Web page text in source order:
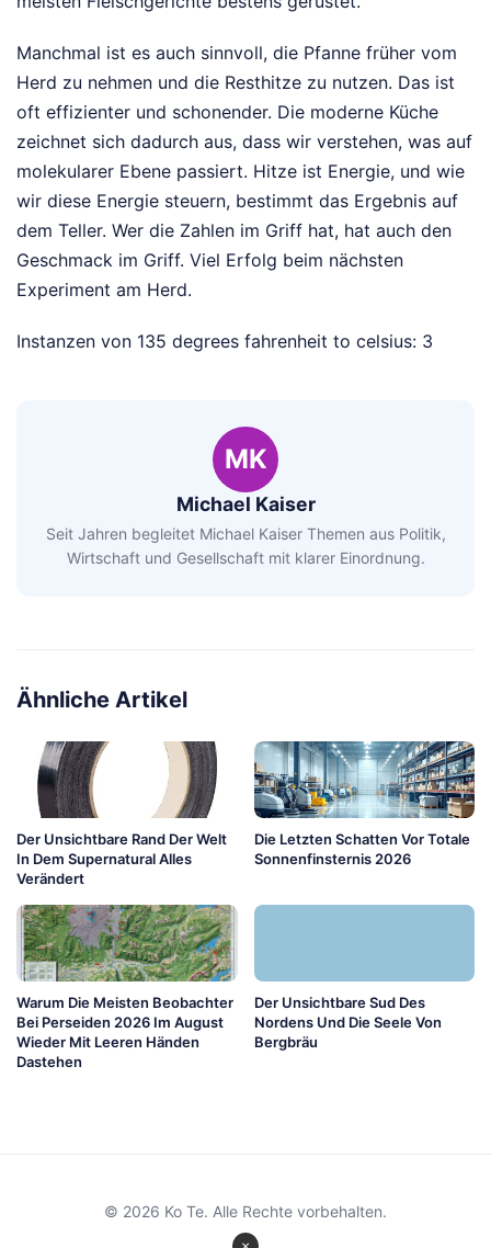
Manchmal ist es auch sinnvoll, die Pfanne früher vom
Herd zu nehmen und die Resthitze zu nutzen. Das ist
oft effizienter und schonender. Die moderne Küche
zeichnet sich dadurch aus, dass wir verstehen, was auf
molekularer Ebene passiert. Hitze ist Energie, und wie
wir diese Energie steuern, bestimmt das Ergebnis auf
dem Teller. Wer die Zahlen im Griff hat, hat auch den
Geschmack im Griff. Viel Erfolg beim nächsten
Experiment am Herd.
Instanzen von 135 degrees fahrenheit to celsius: 3
MK
Michael Kaiser
Seit Jahren begleitet Michael Kaiser Themen aus Politik,
Wirtschaft und Gesellschaft mit klarer Einordnung.
Ähnliche Artikel
Der Unsichtbare Rand Der Welt
In Dem Supernatural Alles
Verändert
Die Letzten Schatten Vor Totale
Sonnenfinsternis 2026
Warum Die Meisten Beobachter
Bei Perseiden 2026 Im August
Wieder Mit Leeren Händen
Dastehen
Der Unsichtbare Sud Des
Nordens Und Die Seele Von
Bergbräu
© 2026 Ko Te. Alle Rechte vorbehalten.